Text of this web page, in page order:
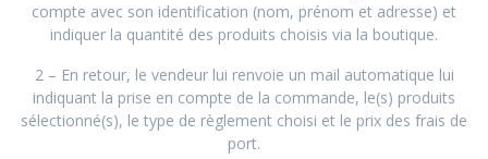
compte avec son identification (nom, prénom et adresse) et
indiquer la quantité des produits choisis via la boutique.
2 – En retour, le vendeur lui renvoie un mail automatique lui
indiquant la prise en compte de la commande, le(s) produits
sélectionné(s), le type de règlement choisi et le prix des frais de
port.